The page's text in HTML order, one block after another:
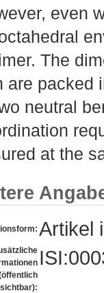
even
The
are packed
neutral
at the
Artikel
sichtbar):